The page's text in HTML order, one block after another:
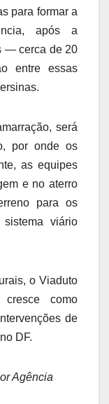
para formar a
após a
— cerca de 20
entre essas
será
por onde os
as equipes
e no aterro
para os
viário
o Viaduto
como
de
DF.
Agência